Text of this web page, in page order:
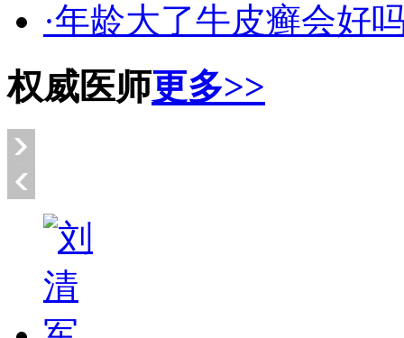
·年龄大了牛皮癣会好
权威医师更多>>